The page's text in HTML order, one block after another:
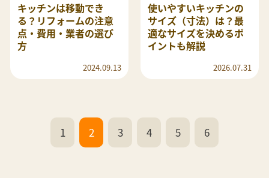
キッチンは移動でき
る？リフォームの注意
点・費用・業者の選び
方
2024.09.13
使いやすいキッチンの
サイズ（寸法）は？最
適なサイズを決めるポ
イントも解説
2026.07.31
1 2 3 4 5 6